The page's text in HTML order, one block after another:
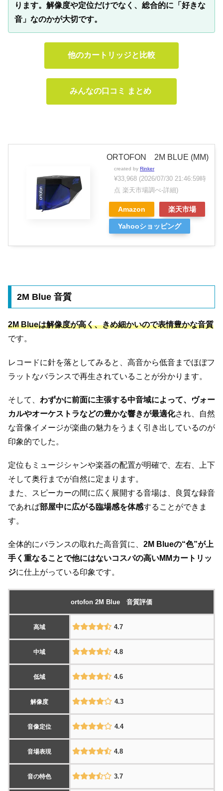
ります。解像度や定位だけでなく、総合的に「好きな
音」なのかが大切です。
他のカートリッジと比較
みんなの口コミ まとめ
ORTOFON 2M BLUE (MM)
created by Rinker
¥33,968 (2026/07/30 21:46:59時
点 楽天市場調べ-詳細)
Amazon 楽天市場
Yahooショッピング
2M Blue 音質
2M Blueは解像度が高く、きめ細かいので表情豊かな音質
です。
レコードに針を落としてみると、高音から低音までほぼフ
ラットなバランスで再生されていることが分かります。
そして、 わずかに前面に主張する中音域によって、ヴォー
カルやオーケストラなどの豊かな響きが最適化され、自然
な音像イメージが楽曲の魅力をうまく引き出しているのが
印象的でした。
定位もミュージシャンや楽器の配置が明確で、左右、上下
そして奥行までが自然に定まります。
また、スピーカーの間に広く展開する音場は、良質な録音
であれば部屋中に広がる臨場感を体感することができま
す。
全体的にバランスの取れた高音質に、 2M Blueの“色”が上
手く重なることで他にはないコスパの高いMMカートリッ
ジに仕上がっている印象です。
ortofon 2M Blue 音質評価
高域 4.7
中域 4.8
低域 4.6
解像度 4.3
音像定位 4.4
音場表現 4.8
音の特色 3.7